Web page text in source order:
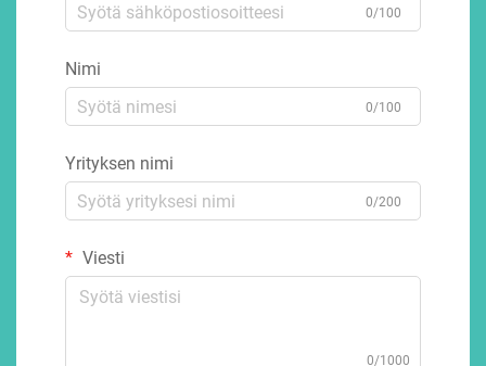
0/100
Nimi
0/100
Yrityksen nimi
0/200
Viesti
0/1000